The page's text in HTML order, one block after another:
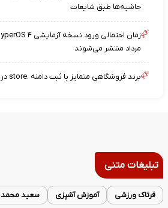
حاشیه‌ها طبق شایعات
مرداد منتشر می‌شوند
برند فروشگاهی متمایز با ثبت دامنه .store در رادکام
تبلیغات متنی
فرتاک ورزشی آموزش آشپزی سعید محمد